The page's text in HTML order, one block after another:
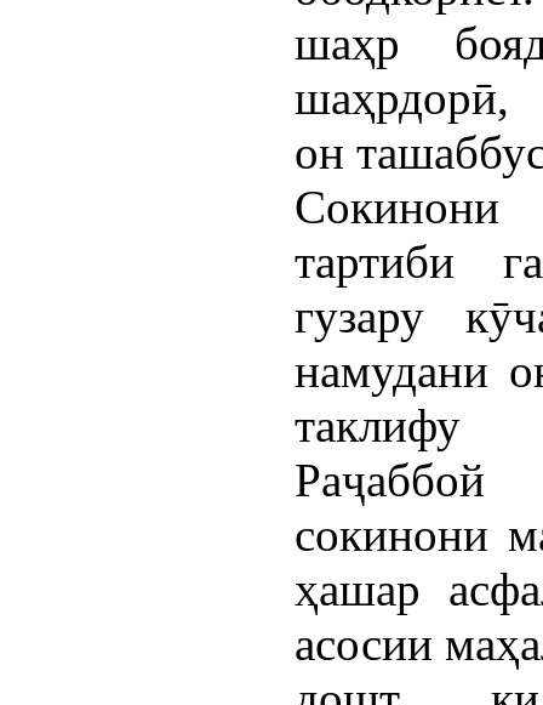
шаҳр
шаҳрдорӣ,
он
тартиби
гузару
намудани
таклифу
сокинони
ҳашар
асосии